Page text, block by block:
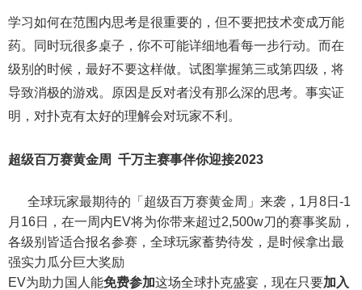
学习如何在范围内思考是很重要的，但不要把技术变成万能
药。同时玩很多桌子，你不可能详细地看每一步行动。而在
级别的时候，最好不要这样做。试图掌握第三或第四级，将
导致消极的游戏。原因是反对者没有那么深的思考。事实证
明，对扑克有太好的理解会对玩家不利。
超级百万赛黄金周 千万主赛事伴你迎接2023
全球玩家最期待的「超级百万赛黄金周」来袭，1月8日-1
月16日，在一周内EV将为你带来超过2,500w刀的赛事奖励，
各级别皆适合报名参赛，全球玩家蓄势待发，是时候拿出最
强实力瓜分巨大奖励
EV为助力国人能免费参加这场全球扑克盛宴，现在只要加入